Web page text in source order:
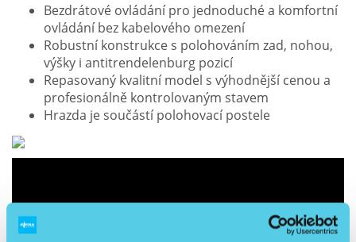
Bezdrátové ovládání pro jednoduché a komfortní
ovládání bez kabelového omezení
Robustní konstrukce s polohováním zad, nohou,
výšky i antitrendelenburg pozicí
Repasovaný kvalitní model s výhodnější cenou a
profesionálně kontrolovaným stavem
Hrazda je součástí polohovací postele